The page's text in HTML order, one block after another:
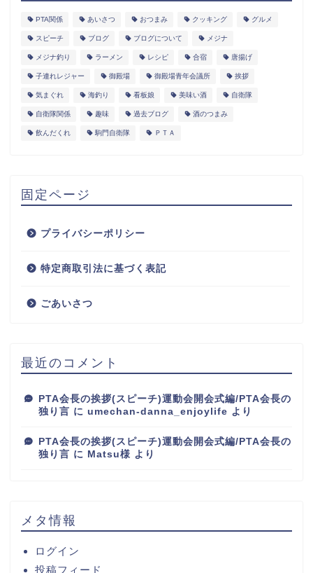
PTA関係 あいさつ おつまみ クッキング グルメ
スピーチ ブログ ブログについて メジナ
メジナ釣り ラーメン レシピ 合宿 唐揚げ
子連れレジャー 御殿場 御殿場青年会議所 挨拶
気まぐれ 海釣り 看板娘 美味い酒 自衛隊
自衛隊関係 趣味 過去ブログ 酒のつまみ
飲んだくれ 駒門自衛隊 ＰＴＡ
固定ページ
プライバシーポリシー
特定商取引法に基づく表記
ごあいさつ
最近のコメント
PTA会長の挨拶(スピーチ)運動会開会式編/PTA会長の
独り言 に umechan-danna_enjoylife より
PTA会長の挨拶(スピーチ)運動会開会式編/PTA会長の
独り言 に Matsu様 より
メタ情報
ログイン
投稿フィード